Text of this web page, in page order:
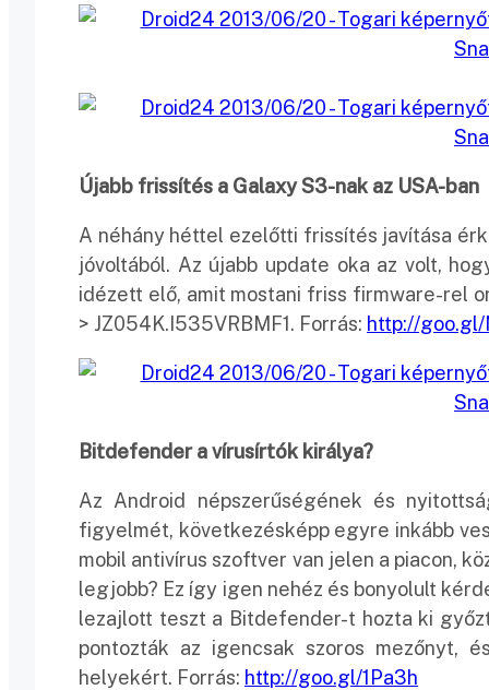
Újabb frissítés a Galaxy S3-nak az USA-ban
A néhány héttel ezelőtti frissítés javítása
jóvoltából. Az újabb update oka az volt,
idézett elő, amit mostani friss firmware-rel
> JZ054K.I535VRBMF1. Forrás: http://
Bitdefender a vírusírtók királya?
Az Android népszerűségének és
figyelmét, következésképp egyre inkább
mobil antivírus szoftver van jelen a piacon,
legjobb? Ez így igen nehéz és bonyolult
lezajlott teszt a Bitdefender-t hozta ki
pontozták az igencsak szoros mezőnyt,
helyekért. Forrás: http://goo.gl/1Pa3h